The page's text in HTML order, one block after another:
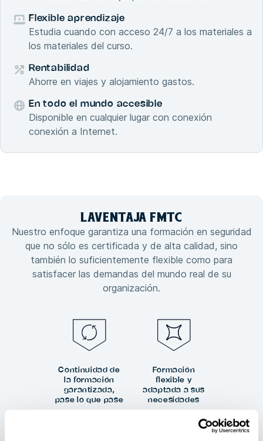
Flexible aprendizaje
Estudia cuando con acceso 24/7 a los materiales a
los materiales del curso.
Rentabilidad
Ahorre en viajes y alojamiento gastos.
En todo el mundo accesible
Disponible en cualquier lugar con conexión
conexión a Internet.
LAVENTAJA FMTC
Nuestro enfoque garantiza una formación en seguridad
que no sólo es certificada y de alta calidad, sino
también lo suficientemente flexible como para
satisfacer las demandas del mundo real de su
organización.
Continuidad de
la formación
garantizada,
pase lo que pase
Formación
flexible y
adaptada a sus
necesidades